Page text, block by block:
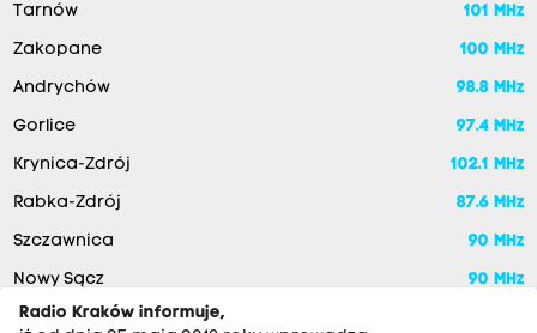
Tarnów 101 MHz
Zakopane 100 MHz
Andrychów 98.8 MHz
Gorlice 97.4 MHz
Krynica-Zdrój 102.1 MHz
Rabka-Zdrój 87.6 MHz
Szczawnica 90 MHz
Nowy Sącz
90 MHz
Radio Kraków informuje,